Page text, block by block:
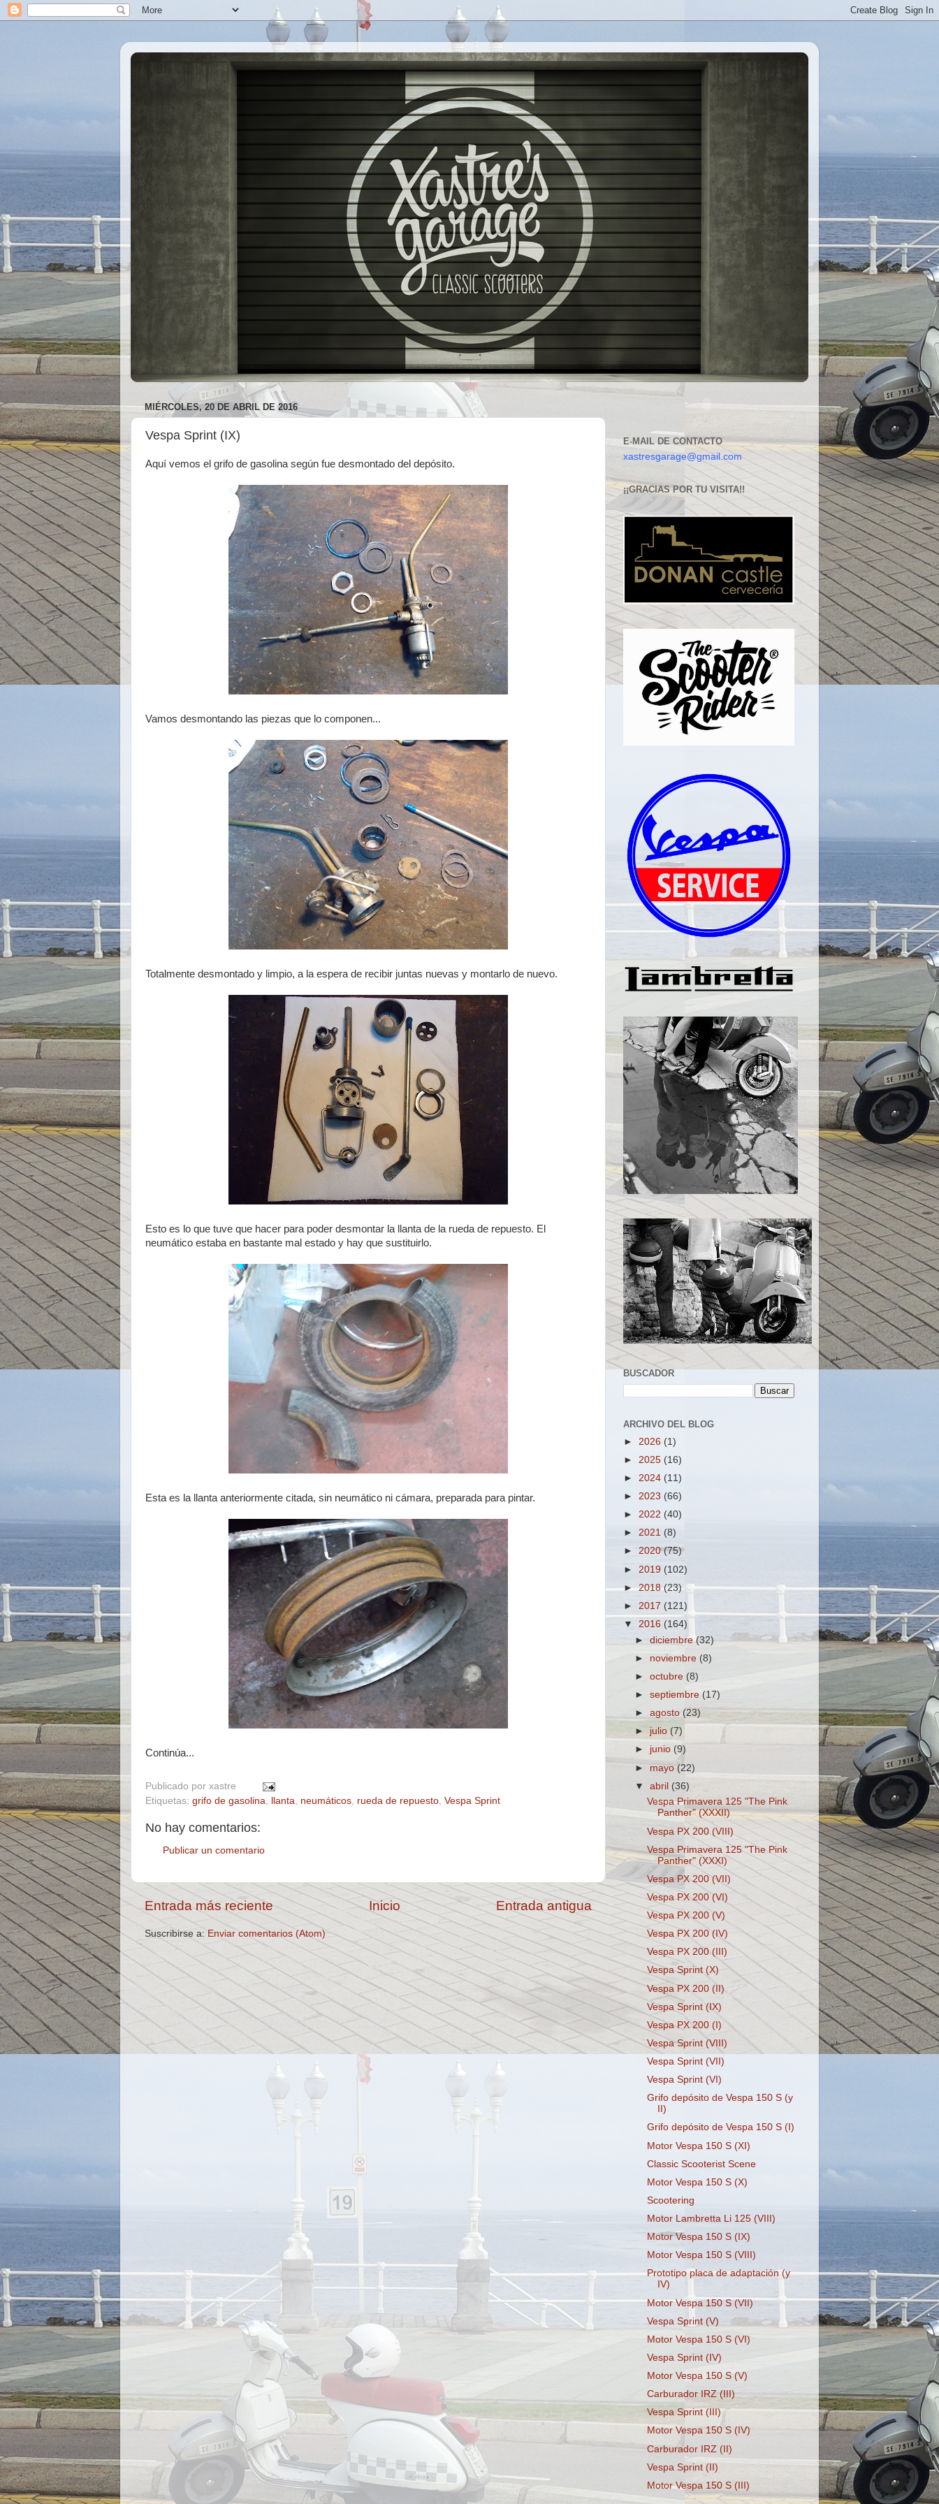
MIÉRCOLES, 20 DE ABRIL DE 2016
Vespa Sprint (IX)
Aquí vemos el grifo de gasolina según fue desmontado del depósito.
Vamos desmontando las piezas que lo componen...
Totalmente desmontado y limpio, a la espera de recibir juntas nuevas y montarlo de nuevo.
Esto es lo que tuve que hacer para poder desmontar la llanta de la rueda de repuesto. El
neumático estaba en bastante mal estado y hay que sustituirlo.
Esta es la llanta anteriormente citada, sin neumático ni cámara, preparada para pintar.
Continúa...
Publicado por xastre
Etiquetas: grifo de gasolina llanta neumáticos rueda de repuesto Vespa Sprint
No hay comentarios:
Publicar un comentario
Entrada más reciente Entrada antigua
Inicio
Suscribirse a: Enviar comentarios (Atom)
E-MAIL DE CONTACTO
xastresgarage@gmail.com
¡¡GRACIAS POR TU VISITA!!
BUSCADOR
ARCHIVO DEL BLOG
► 2026 (1)
► 2025 (16)
► 2024 (11)
► 2023 (66)
► 2022 (40)
► 2021 (8)
► 2020(75)
► 2019 (102)
►2018(23)
► 2017 (121)
▼ 2016 (164)
►diciembre(32)
► noviembre (8)
►octubre (8)
►septiembre(17)
►agosto (23)
► julio (7)
► junio (9)
► mayo(22)
▼abril(36)
Vespa Primavera 125 "The Pink
Panther" (XXXII)
Vespa PX 200 (VIII)
Vespa Primavera 125 "The Pink
Panther" (XXXI)
Vespa PX 200 (VII)
Vespa PX 200 (VI)
Vespa PX 200 (V)
Vespa PX 200 (IV)
Vespa PX 200 (III)
Vespa Sprint (X)
Vespa PX 200 (II)
Vespa Sprint (IX)
Vespa PX 200 (I)
Vespa Sprint (VIII)
Vespa Sprint (VII)
Vespa Sprint (VI)
Grifo depósito de Vespa 150 S (y
II)
Grifo depósito de Vespa 150 S (I)
Motor Vespa 150 S (XI)
Classic Scooterist Scene
Motor Vespa 150 S (X)
Scootering
Motor Lambretta Li 125 (VIII)
Motor Vespa 150 S (IX)
Motor Vespa 150 S (VIII)
Prototipo placa de adaptación (y
IV)
Motor Vespa 150 S (VII)
Vespa Sprint (V)
Motor Vespa 150 S (VI)
Vespa Sprint (IV)
Motor Vespa 150 S (V)
Carburador IRZ (III)
Vespa Sprint (III)
Motor Vespa 150 S (IV)
Carburador IRZ (II)
Vespa Sprint (II)
Motor Vespa 150 S (III)